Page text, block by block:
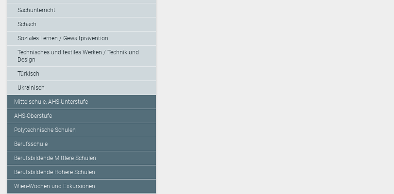
Sachunterricht
Schach
Soziales Lernen / Gewaltprävention
Technisches und textiles Werken / Technik und
Design
Türkisch
Ukrainisch
Mittelschule, AHS-Unterstufe
AHS-Oberstufe
Polytechnische Schulen
Berufsschule
Berufsbildende Mittlere Schulen
Berufsbildende Höhere Schulen
Wien-Wochen und Exkursionen